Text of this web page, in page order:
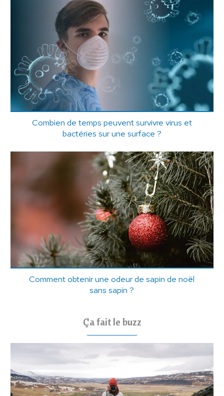
Combien de temps peuvent survivre virus et
bactéries sur une surface ?
Comment obtenir une odeur de sapin de noël
sans sapin ?
Ça fait le buzz